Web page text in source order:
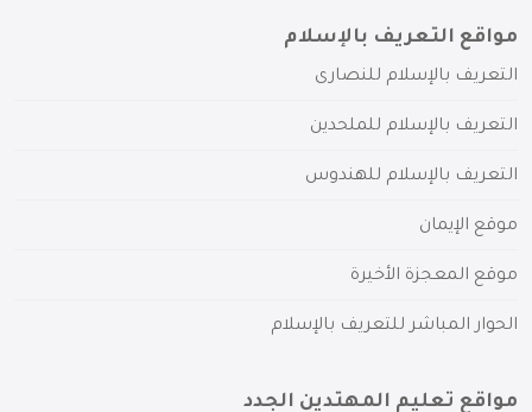
مواقع التعريف بالإسلام
التعريف بالإسلام للنصارى
التعريف بالإسلام للملحدين
التعريف بالإسلام للهندوس
موقع الإيمان
موقع المعجزة الأخيرة
الحوار المباشر للتعريف بالإسلام
مواقع تعليم المهتدين الجدد